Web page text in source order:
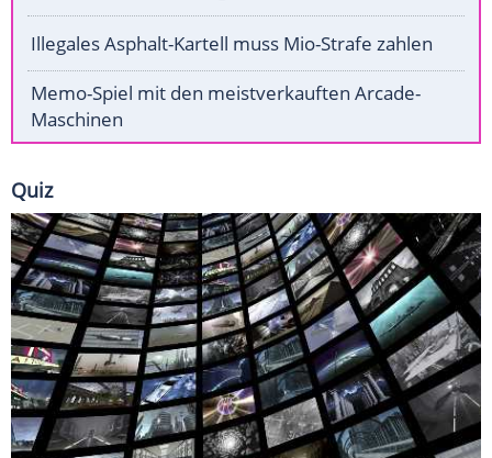
Illegales Asphalt-Kartell muss Mio-Strafe zahlen
Memo-Spiel mit den meistverkauften Arcade-
Maschinen
Quiz